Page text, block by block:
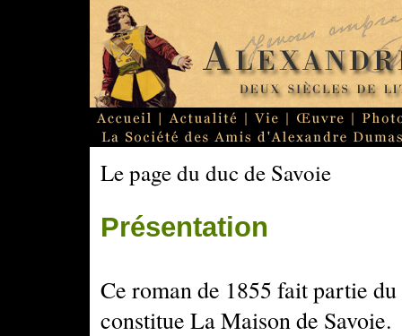
Le page du duc de Savoie
Présentation
Ce roman de 1855 fait partie
constitue La Maison de Savoie.